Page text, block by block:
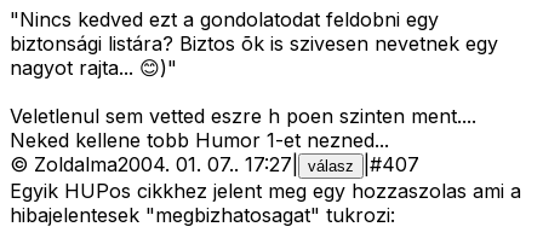
"Nincs kedved ezt a gondolatodat feldobni egy
biztonsági listára? Biztos õk is szivesen nevetnek egy
nagyot rajta... 😊)"
Veletlenul sem vetted eszre h poen szinten ment....
Neked kellene tobb Humor 1-et nezned...
© Zoldalma2004. 01. 07.. 17:27 válasz #407
Egyik HUPos cikkhez jelent meg egy hozzaszolas ami a
hibajelentesek "megbizhatosagat" tukrozi: